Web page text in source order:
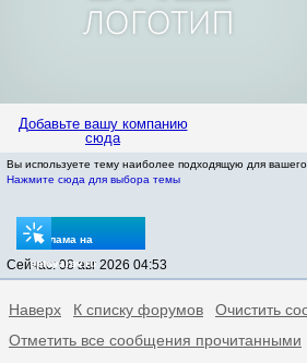
Добавьте вашу компанию
сюда
Вы используете тему наиболее подходящую для
Нажмите сюда для выбора темы
Реклама на
sptovarov.ru
Сейчас: 08 авг 2026 04:53
Наверх К списку форумов
Очистить
Отметить все сообщения прочитанными